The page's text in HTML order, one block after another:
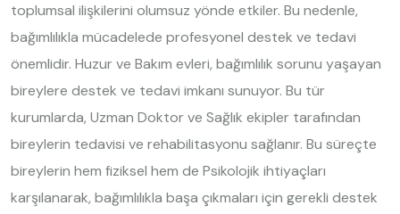
toplumsal ilişkilerini olumsuz yönde etkiler. Bu nedenle,
bağımlılıkla mücadelede profesyonel destek ve tedavi
önemlidir. Huzur ve Bakım evleri, bağımlılık sorunu yaşayan
bireylere destek ve tedavi imkanı sunuyor. Bu tür
kurumlarda, Uzman Doktor ve Sağlık ekipler tarafından
bireylerin tedavisi ve rehabilitasyonu sağlanır. Bu süreçte
bireylerin hem fiziksel hem de Psikolojik ihtiyaçları
karşılanarak, bağımlılıkla başa çıkmaları için gerekli destek